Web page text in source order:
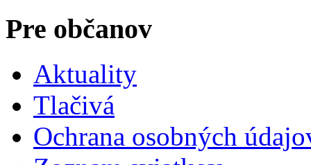
Pre občanov
Aktuality
Tlačivá
Ochrana osobných